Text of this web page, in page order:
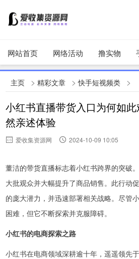
网站首页 网络活动 撸实物
主页 >精彩文章 >快手短视频类 >
小红书直播带货入口为何如
然亲述体验
爱收集资源网 2024-10-09 10:05
董洁的带货直播标志着小红书跨界的突破
大批观众并大幅提升了商品销售。此行动
的庞大潜力，并迅速部署相关战略。尽管
困难，但它不断探索并克服障碍。
小红书的电商探索之路
小红书在电商领域深耕逾十年，遥遥领先